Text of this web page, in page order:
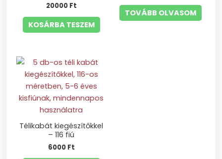
20000 Ft
KOSÁRBA TESZEM
TOVÁBB OLVASOM
Télikabát kiegészítőkkel
– 116 fiú
6000 Ft